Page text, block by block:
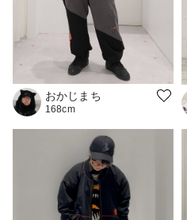
おかじまち
168cm